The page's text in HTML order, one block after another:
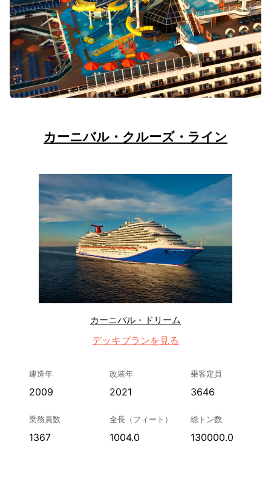
カーニバル・クルーズ・ライン
カーニバル・ドリーム
デッキプランを見る
建造年
2009
改装年
2021
乗客定員
3646
乗務員数
1367
全長（フィート）
1004.0
総トン数
130000.0